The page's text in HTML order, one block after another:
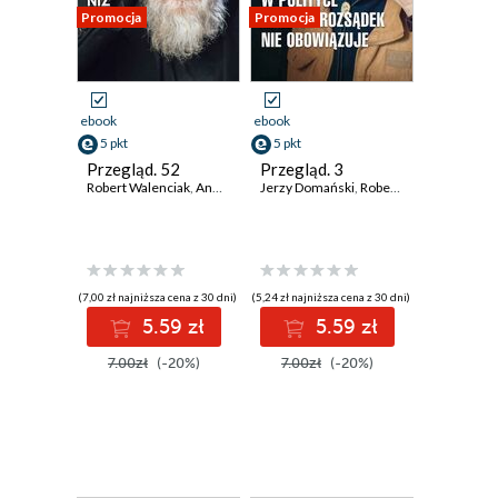
Promocja
ebook
5 pkt
Przegląd. 52
Robert Walenciak, Andrzej Sikorski ,Roman Kurkiewicz
(7,00 zł najniższa cena z 30 dni)
5.59 zł
7.00zł (-20%)
Promocja
ebook
5 pkt
Przegląd. 3
Jerzy Domański, Robert Walenciak
(5,24 zł najniższa cena z 30 dni)
5.59 zł
7.00zł (-20%)